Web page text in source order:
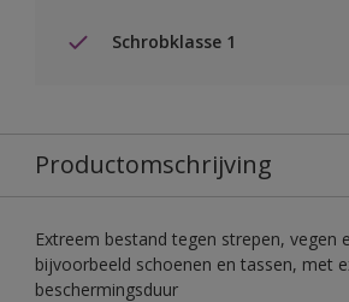
Schrobklasse 1
Productomschrijving
Extreem bestand tegen strepen, vegen
bijvoorbeeld schoenen en tassen, met
beschermingsduur